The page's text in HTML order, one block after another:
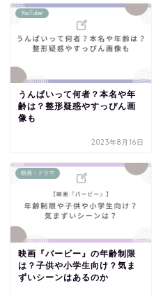
YouTuber
うんぱいって何者？本名や年
齢は？整形疑惑やすっぴん画
像も
2023年8月16日
映画・ドラマ
映画『バービー』の年齢制限
は？子供や小学生向け？気ま
ずいシーンはあるのか